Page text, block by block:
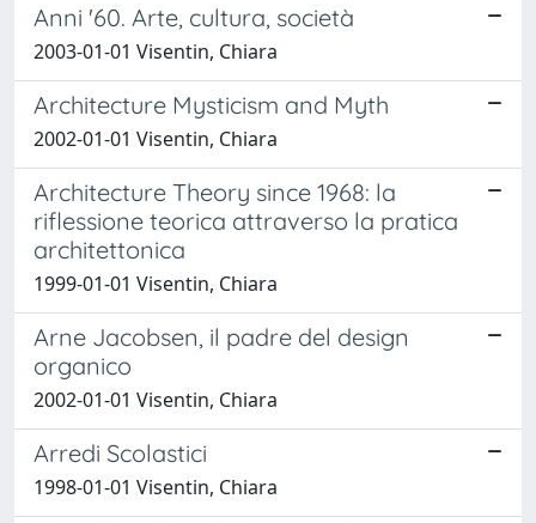
Anni '60. Arte, cultura, società
2003-01-01 Visentin, Chiara
Architecture Mysticism and Myth
2002-01-01 Visentin, Chiara
Architecture Theory since 1968: la
riflessione teorica attraverso la pratica
architettonica
1999-01-01 Visentin, Chiara
Arne Jacobsen, il padre del design
organico
2002-01-01 Visentin, Chiara
Arredi Scolastici
1998-01-01 Visentin, Chiara